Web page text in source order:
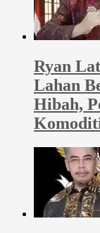
Ryan
Lahan
Hibah,